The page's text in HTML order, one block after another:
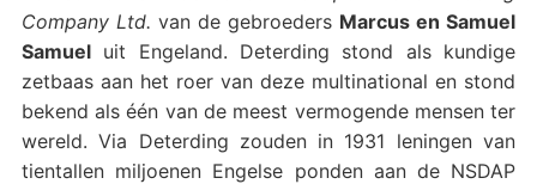
Company Ltd. van de gebroeders Marcus en Samuel
Samueluit Engeland. Deterding stond als kundige
zetbaas aan het roer van deze multinational en stond
bekend als één van de meest vermogende mensen ter
wereld. Via Deterding zouden in 1931 leningen van
tientallen miljoenen Engelse ponden aan de NSDAP